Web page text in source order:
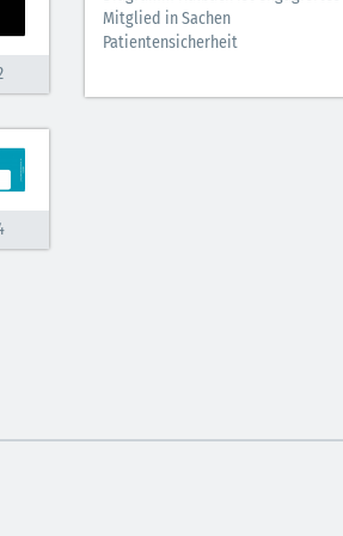
Mitglied in Sachen
Patientensicherheit